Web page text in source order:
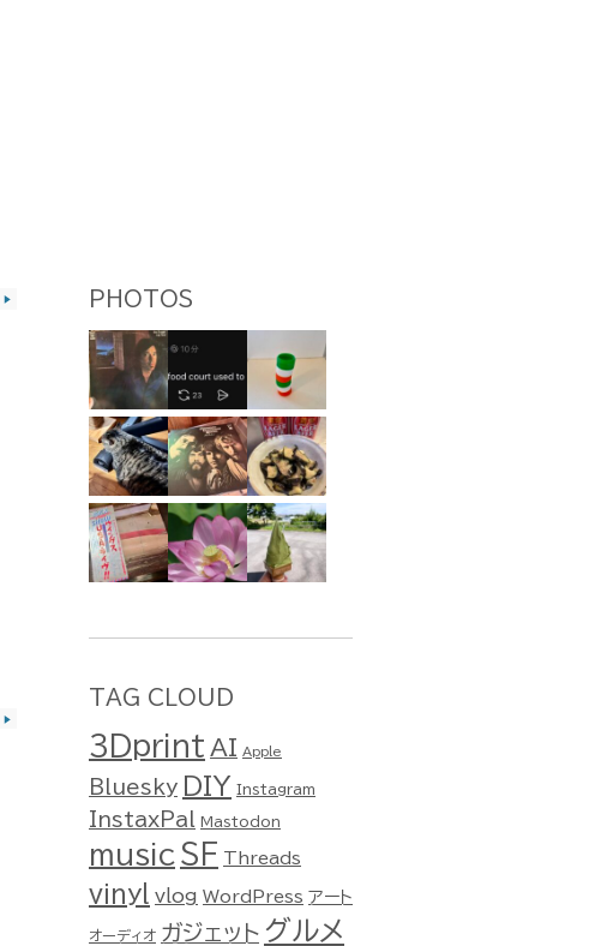
▶
▶
PHOTOS
TAG CLOUD
3Dprint AI Apple
Bluesky DIY Instagram
InstaxPal Mastodon
music SF Threads
vinyl vlog WordPress アート
オーディオ ガジェット グルメ